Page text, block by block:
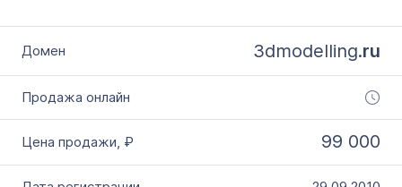
3dmodelling.ru
99 000